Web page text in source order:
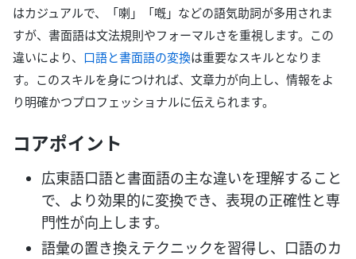
はカジュアルで、「喇」「嘅」などの語気助詞が多用されま
すが、書面語は文法規則やフォーマルさを重視します。この
違いにより、 口語と書面語の変換は重要なスキルとなりま
す。このスキルを身につければ、文章力が向上し、情報をよ
り明確かつプロフェッショナルに伝えられます。
コアポイント
広東語口語と書面語の主な違いを理解すること
で、より効果的に変換でき、表現の正確性と専
門性が向上します。
語彙の置き換えテクニックを習得し、口語のカ